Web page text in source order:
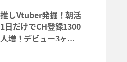
推しVtuber発掘！朝活
1日だけでCH登録1300
人増！デビュー3ヶ...